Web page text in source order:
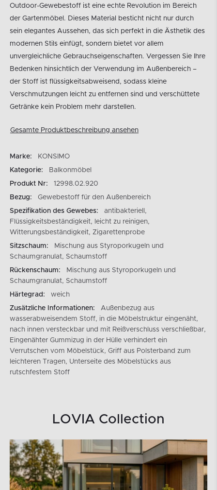
Outdoor-Gewebestoff ist eine echte Revolution im Bereich
der Gartenmöbel. Dieses Material besticht nicht nur durch
sein elegantes Aussehen, das sich perfekt in die Ästhetik des
modernen Stils einfügt, sondern bietet vor allem
unvergleichliche Gebrauchseigenschaften. Vergessen Sie Ihre
Bedenken hinsichtlich der Verwendung im Außenbereich –
der Stoff ist flüssigkeitsabweisend, sodass kleine
Verschmutzungen leicht zu entfernen sind und verschüttete
Getränke kein Problem mehr darstellen.
Gesamte Produktbeschreibung ansehen
Marke:
KONSIMO
Kategorie:
Balkonmöbel
Produkt Nr:
12998.02.920
Bezug:
Gewebestoff für den Außenbereich
Spezifikation des Gewebes:
antibakteriell,
Flüssigkeitsbeständigkeit, leicht zu reinigen,
Witterungsbeständigkeit, Zigarettenprobe
Sitzschaum:
Mischung aus Styroporkugeln und
Schaumgranulat, Schaumstoff
Rückenschaum:
Mischung aus Styroporkugeln und
Schaumgranulat, Schaumstoff
Härtegrad:
weich
Zusätzliche Informationen:
Außenbezug aus
wasserabweisendem Stoff, in die Möbelstruktur eingenäht,
nach innen versteckbar und mit Reißverschluss verschließbar,
Eingenähter Gummizug in der Hülle verhindert ein
Verrutschen vom Möbelstück, Griff aus Polsterband zum
leichteren Tragen, Unterseite des Möbelstücks aus
rutschfestem Stoff
LOVIA Collection